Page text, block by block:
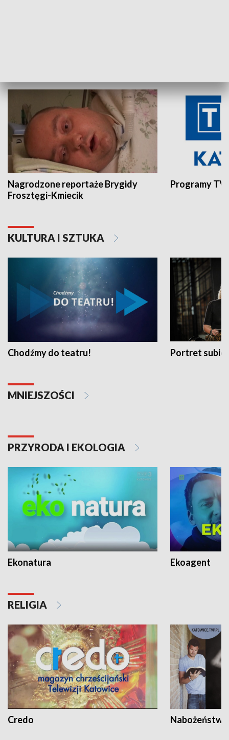
Nagrodzone reportaże Brygidy
Frosztęgi-Kmiecik
Programy
KULTURA I SZTUKA
Chodźmy do teatru! Portret
MNIEJSZOŚCI
PRZYRODA I EKOLOGIA
Ekonatura Ekoagent
RELIGIA
Credo